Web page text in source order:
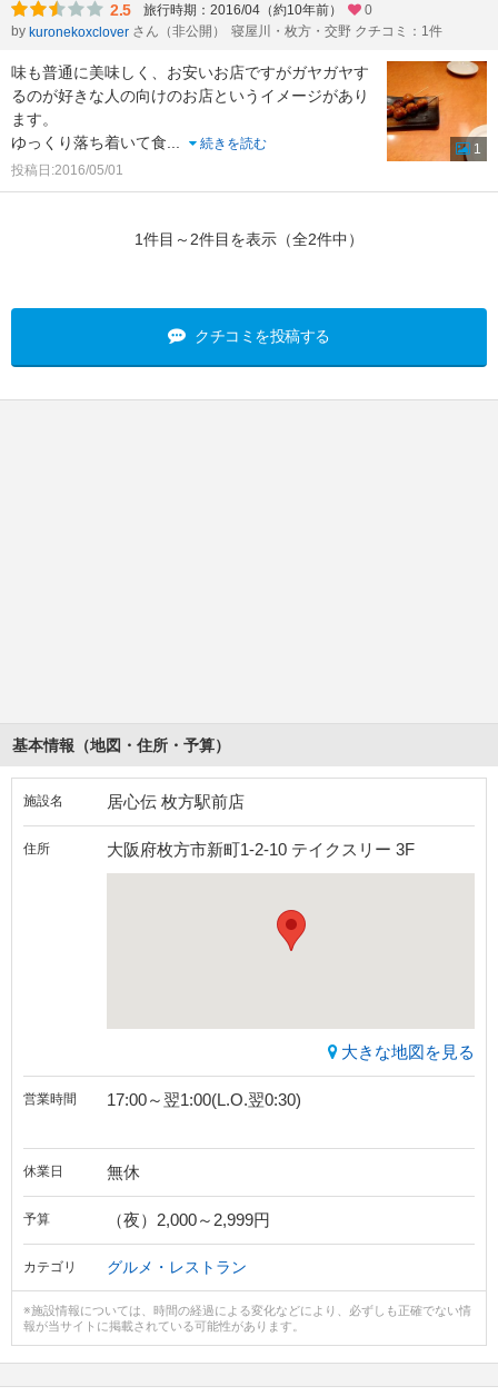
2.5 旅行時期：2016/04（約10年前）
0
by kuronekoxclover さん（非公開） 寝屋川・枚方・交野 クチコミ：1件
味も普通に美味しく、お安いお店ですがガヤガヤす
るのが好きな人の向けのお店というイメージがあり
ます。
ゆっくり落ち着いて食...
続きを読む
投稿日:2016/05/01
1
1件目～2件目を表示（全2件中）
クチコミを投稿する
基本情報（地図・住所・予算）
施設名 居心伝 枚方駅前店
住所 大阪府枚方市新町1-2-10 テイクスリー 3F
大きな地図を見る
営業時間 17:00～翌1:00(L.O.翌0:30)
休業日 無休
予算 （夜）2,000～2,999円
カテゴリ グルメ・レストラン
※施設情報については、時間の経過による変化などにより、必ずしも正確でない情
報が当サイトに掲載されている可能性があります。